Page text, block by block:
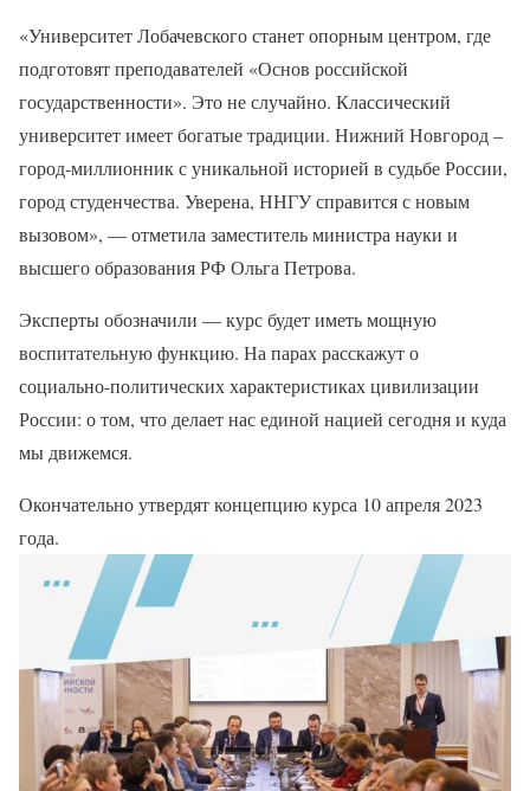
«Университет Лобачевского станет опорным центром, где
подготовят преподавателей «Основ российской
государственности». Это не случайно. Классический
университет имеет богатые традиции. Нижний Новгород –
город-миллионник с уникальной историей в судьбе России,
город студенчества. Уверена, ННГУ справится с новым
вызовом», — отметила заместитель министра науки и
высшего образования РФ Ольга Петрова.
Эксперты обозначили — курс будет иметь мощную
воспитательную функцию. На парах расскажут о
социально-политических характеристиках цивилизации
России: о том, что делает нас единой нацией сегодня и куда
мы движемся.
Окончательно утвердят концепцию курса 10 апреля 2023
года.